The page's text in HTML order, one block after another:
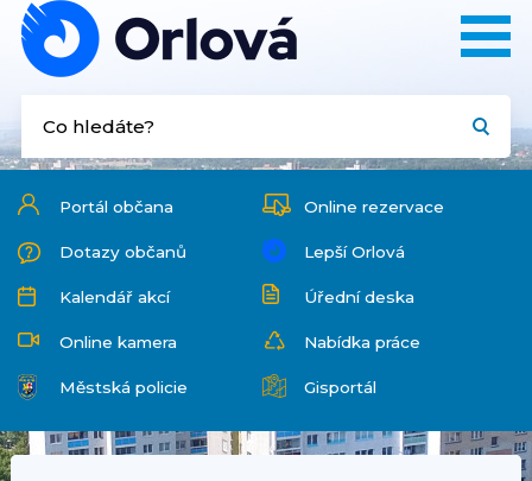
Portál občana Online rezervace
Dotazy občanů Lepší Orlová
Kalendář akcí Úřední deska
Online kamera Nabídka práce
Městská policie Gisportál